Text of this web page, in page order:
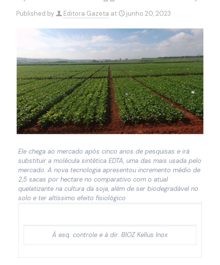
Published by Editora Gazeta at junho 20, 2023
Ele chega ao mercado após cinco anos de pesquisas e irá
substituir a molécula sintética EDTA, uma das mais usada pelo
mercado. A nova tecnologia apresentou incremento médio de
2,5 sacas por hectare no comparativo com o atual
quelatizante na cultura da soja, além de ser biodegradável no
solo e ter altíssimo efeito fisiológico
À esq. controle e à dir. BIOZ Kellus Inox